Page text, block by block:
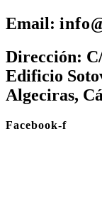
Email:
Dirección:
Edificio
Algeciras,
Facebook-f